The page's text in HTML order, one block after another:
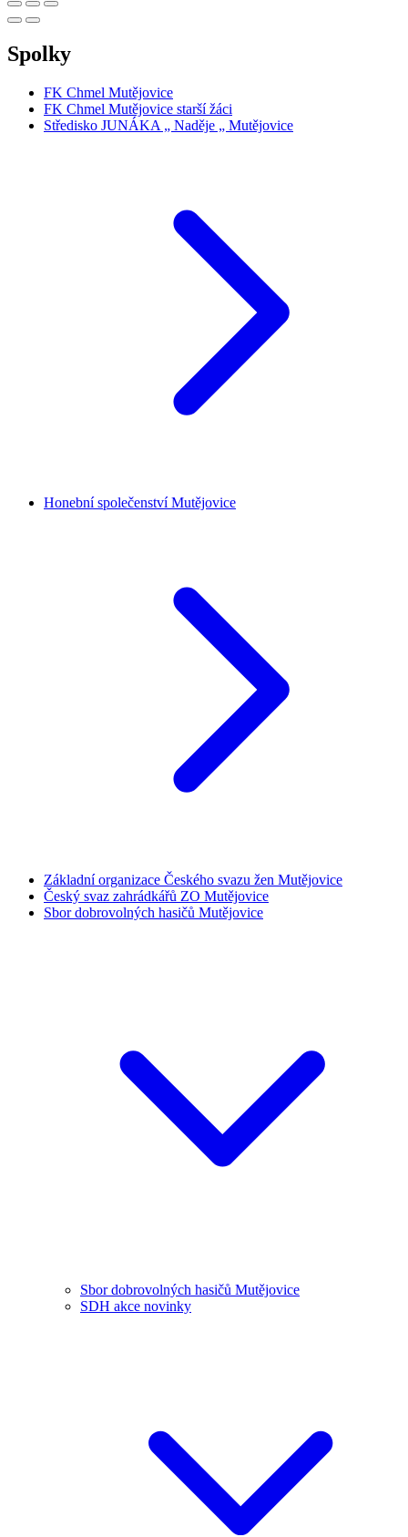
Spolky
FK Chmel Mutějovice
FK Chmel Mutějovice starší žáci
Středisko JUNÁKA „ Naděje „ Mutějovice
Honební společenství Mutějovice
Základní organizace Českého svazu žen Mutějovice
Český svaz zahrádkářů ZO Mutějovice
Sbor dobrovolných hasičů Mutějovice
Sbor dobrovolných hasičů Mutějovice
SDH akce novinky